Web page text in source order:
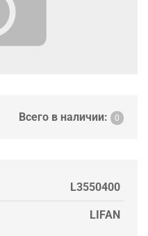
Всего в наличии: 0
L3550400
LIFAN